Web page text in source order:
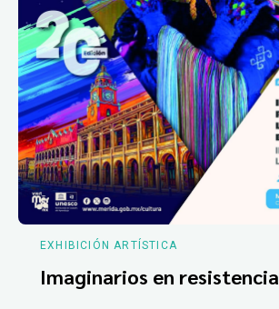
EXHIBICIÓN ARTÍSTICA
Imaginarios en resistencia